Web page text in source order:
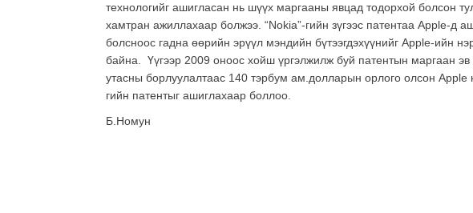
технологийг ашигласан нь шүүх маргааны явцад тодорхой болсон
хамтран ажиллахаар болжээ. “Nokia”-гийн зүгээс патентаа Apple-д
болсноос гадна өөрийн эрүүл мэндийн бүтээгдэхүүнийг Apple-ийн
байна. Үүгээр 2009 оноос хойш үргэлжилж буй патентын маргаан
утасны борлуулалтаас 140 тэрбум ам.долларын орлого олсон Apple
гийн патентыг ашиглахаар боллоо.
Б.Номун